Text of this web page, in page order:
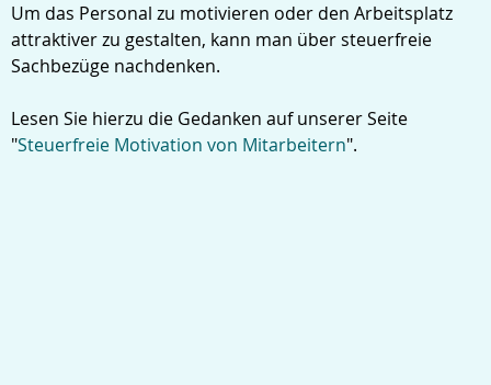
Um das Personal zu motivieren oder den Arbeitsplatz
attraktiver zu gestalten, kann man über steuerfreie
Sachbezüge nachdenken.
Lesen Sie hierzu die Gedanken auf unserer Seite
"Steuerfreie Motivation von Mitarbeitern".